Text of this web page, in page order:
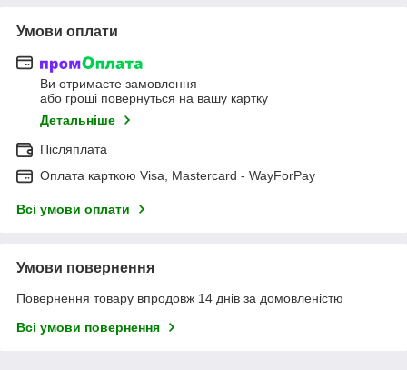
Умови оплати
Ви отримаєте замовлення
або гроші повернуться на вашу картку
Детальніше
Післяплата
Оплата карткою Visa, Mastercard - WayForPay
Всі умови оплати
Умови повернення
Повернення товару впродовж 14 днів за домовленістю
Всі умови повернення